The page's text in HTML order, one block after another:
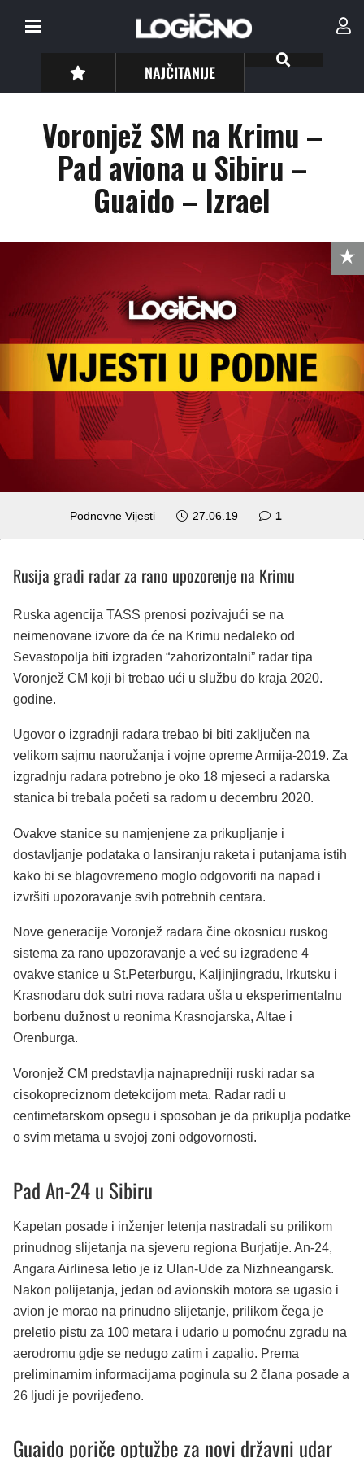
NAJČITANIJE
Voronjež SM na Krimu –
Pad aviona u Sibiru –
Guaido – Izrael
Podnevne Vijesti 27.06.19 1
Rusija gradi radar za rano upozorenje na Krimu
Ruska agencija TASS prenosi pozivajući se na
neimenovane izvore da će na Krimu nedaleko od
Sevastopolja biti izgrađen “zahorizontalni” radar tipa
Voronjež CM koji bi trebao ući u službu do kraja 2020.
godine.
Ugovor o izgradnji radara trebao bi biti zaključen na
velikom sajmu naoružanja i vojne opreme Armija-2019. Za
izgradnju radara potrebno je oko 18 mjeseci a radarska
stanica bi trebala početi sa radom u decembru 2020.
Ovakve stanice su namjenjene za prikupljanje i
dostavljanje podataka o lansiranju raketa i putanjama istih
kako bi se blagovremeno moglo odgovoriti na napad i
izvršiti upozoravanje svih potrebnih centara.
Nove generacije Voronjež radara čine okosnicu ruskog
sistema za rano upozoravanje a već su izgrađene 4
ovakve stanice u St.Peterburgu, Kaljinjingradu, Irkutsku i
Krasnodaru dok sutri nova radara ušla u eksperimentalnu
borbenu dužnost u reonima Krasnojarska, Altae i
Orenburga.
Voronjež CM predstavlja najnapredniji ruski radar sa
cisokopreciznom detekcijom meta. Radar radi u
centimetarskom opsegu i sposoban je da prikuplja podatke
o svim metama u svojoj zoni odgovornosti.
Pad An-24 u Sibiru
Kapetan posade i inženjer letenja nastradali su prilikom
prinudnog slijetanja na sjeveru regiona Burjatije. An-24,
Angara Airlinesa letio je iz Ulan-Ude za Nizhneangarsk.
Nakon polijetanja, jedan od avionskih motora se ugasio i
avion je morao na prinudno slijetanje, prilikom čega je
preletio pistu za 100 metara i udario u pomoćnu zgradu na
aerodromu gdje se nedugo zatim i zapalio. Prema
preliminarnim informacijama poginula su 2 člana posade a
26 ljudi je povrijeđeno.
Guaido poriče optužbe za novi državni udar